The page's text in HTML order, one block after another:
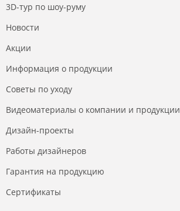
3D-тур по шоу-руму
Новости
Акции
Информация о продукции
Советы по уходу
Видеоматериалы о компании и продукции
Дизайн-проекты
Работы дизайнеров
Гарантия на продукцию
Сертификаты